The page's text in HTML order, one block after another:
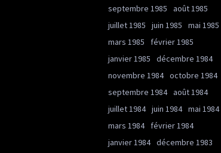
septembre 1985
août 1985
juillet 1985
juin 1985
mai 1985
mars 1985
février 1985
janvier 1985
décembre 1984
novembre 1984 octobre 1984
septembre 1984 août 1984
juillet 1984 juin 1984 mai 1984
mars 1984
février 1984
janvier 1984 décembre 1983